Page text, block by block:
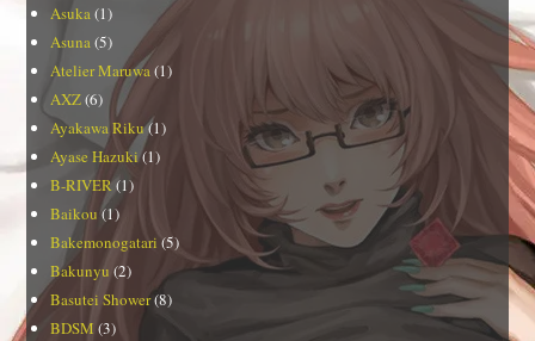
Asuka(1)
Asuna(5)
Atelier Maruwa(1)
AXZ(6)
Ayakawa Riku(1)
Ayase Hazuki(1)
B-RIVER(1)
Baikou (1)
Bakemonogatari (5)
Bakunyu (2)
Basutei Shower(8)
BDSM (3)